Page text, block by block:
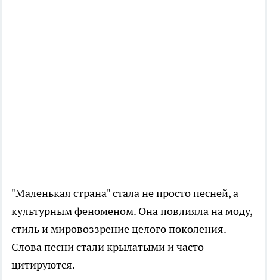
"Маленькая страна" стала не просто песней, а
культурным феноменом. Она повлияла на моду,
стиль и мировоззрение целого поколения.
Слова песни стали крылатыми и часто
цитируются.